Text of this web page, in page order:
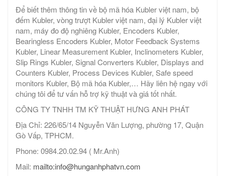
Để biết thêm thông tin về bộ mã hóa Kubler việt nam, bộ
đếm Kubler, vòng trượt Kubler việt nam, đại lý Kubler việt
nam, máy đo độ nghiêng Kubler, Encoders Kubler,
Bearingless Encoders Kubler, Motor Feedback Systems
Kubler, Linear Measurement Kubler, Inclinometers Kubler,
Slip Rings Kubler, Signal Converters Kubler, Displays and
Counters Kubler, Process Devices Kubler, Safe speed
monitors Kubler, Bộ mã hóa Kubler,… Hãy liên hệ ngay với
chúng tôi để tư vấn hỗ trợ kỹ thuật và giá tốt nhất.
CÔNG TY TNHH TM KỸ THUẬT HƯNG ANH PHÁT
Địa Chỉ: 226/65/14 Nguyễn Văn Lượng, phường 17, Quận
Gò Vấp, TPHCM.
Phone: 0984.20.02.94 ( Mr.Anh)
Mail: mailto:info@hunganhphatvn.com